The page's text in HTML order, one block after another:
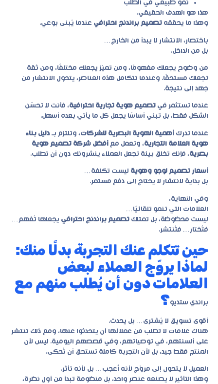
نمو طبيعي في الطلب
هذا هو الهدف الحقيقي.
وهذا ما يحققه تصميم براندنج احترافي عندما يُبنى بوعي.
باختصار، الانتشار لا يبدأ من الخارج…
بل من الداخل.
من وضوح يجعلك مفهومًا، ومن تميّز يجعلك مختلفًا، ومن ثقة
تجعلك مستحقًا. وعندما تتكامل هذه العناصر، يتحول الانتشار من
جهد إلى نتيجة.
عندما تستثمر في تصميم هوية تجارية احترافية، فأنت لا تحسّن
الشكل فقط، بل تبني أساسًا يجعل كل ما يأتي بعده أسهل.
عندما تدرك أهمية الهوية البصرية للشركات، وتلتزم بـ دليل بناء
هوية العلامة التجارية، وتعمل مع أفضل شركة تصميم هوية
بصرية، فإنك تخلق بيئة تجعل العملاء ينشرونك دون أن تطلب.
أسعار تصميم لوجو وهوية ليست تكلفة…
بل بداية لانتشار لا يحتاج إلى دفع مستمر.
وفي النهاية،
العلامات التي تنمو تلقائيًا…
ليست محظوظة، بل تمتلك تصميم براندنج احترافي يجعلها تُفهم…
فتُختار… فتُنتشر.
حين تتكلم عنك التجربة بدلًا منك:
لماذا يروّج العملاء لبعض
العلامات دون أن يُطلب منهم مع
براندي ستديو؟
أقوى تسويق لا يُشترى… بل يحدث.
هناك علامات لا تطلب من عملائها أن يتحدثوا عنها، ومع ذلك تنتشر
على ألسنتهم، في توصياتهم، وفي قصصهم اليومية. ليس لأن
المنتج فقط جيد، بل لأن التجربة كاملة تستحق أن تُحكى.
العميل لا يتحول إلى مروّج لأنه أُعجب… بل لأنه تأثر.
وهذا التأثير لا يصنعه عنصر واحد، بل منظومة تبدأ من أول نظرة،